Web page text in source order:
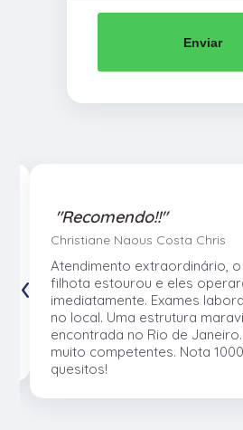
Enviar
"Recomendo!!"
Christiane Naous Costa Chris
Atendimento extraordinário,
filhota estourou e eles
imediatamente. Exames
no local. Uma estrutura
encontrada no Rio de
muito competentes. Nota
quesitos!
‹